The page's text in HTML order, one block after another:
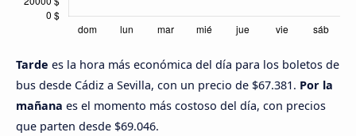
Tarde es la hora más económica del día para los boletos de
bus desde Cádiz a Sevilla, con un precio de $67.381. Por la
mañana es el momento más costoso del día, con precios
que parten desde $69.046.